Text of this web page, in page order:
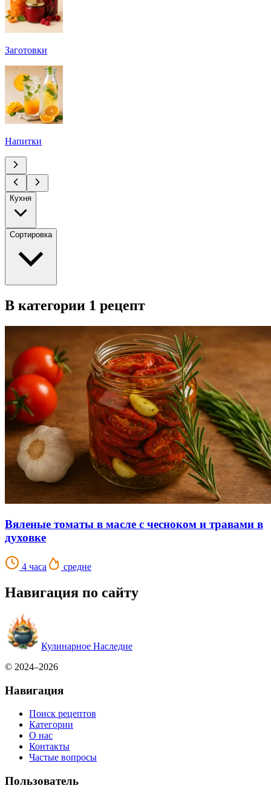
Заготовки
Напитки
Кухня
Сортировка
В категории 1 рецепт
Вяленые томаты в масле с чесноком и травами в
духовке
4 часа средне
Навигация по сайту
Кулинарное Наследие
© 2024–2026
Навигация
Поиск рецептов
Категории
О нас
Контакты
Частые вопросы
Пользователь